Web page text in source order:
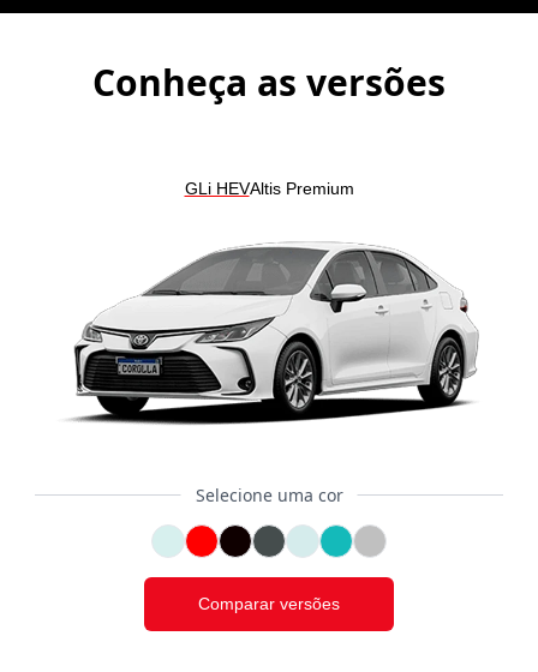
Conheça as versões
GLi HEVAltis Premium
Selecione uma cor
Comparar versões